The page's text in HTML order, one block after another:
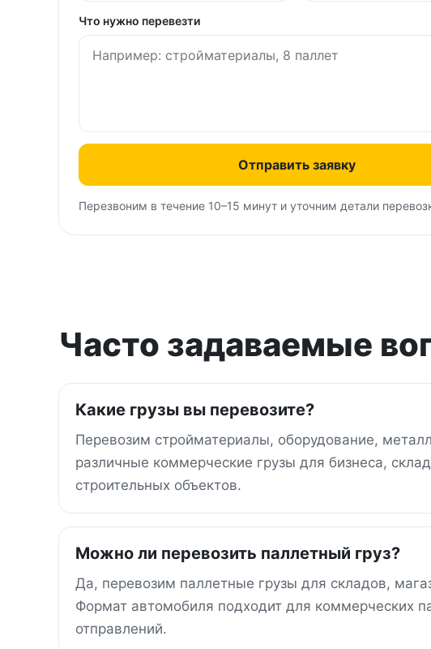
Что нужно перевезти
Отправить заявку
Перезвоним в течение 10–15 минут и уточним детали
Часто задаваемые
Какие грузы вы перевозите?
Перевозим стройматериалы, оборудование,
различные коммерческие грузы для бизнеса,
строительных объектов.
Можно ли перевозить паллетный груз?
Да, перевозим паллетные грузы для складов,
Формат автомобиля подходит для коммерческих
отправлений.